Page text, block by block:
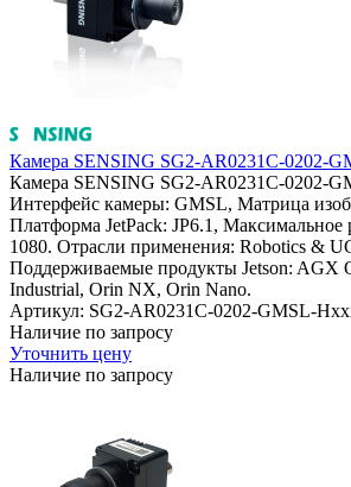
Камера SENSING SG2-AR0231C-0202-
Камера SENSING SG2-AR0231C-0202-
Интерфейс камеры: GMSL, Матрица
Платформа JetPack: JP6.1, Максимальное
1080. Отрасли применения: Robotics &
Поддерживаемые продукты Jetson: AGX
Industrial, Orin NX, Orin Nano.
Артикул: SG2-AR0231C-0202-GMSL-
Наличие по запросу
Уточнить цену
Наличие по запросу